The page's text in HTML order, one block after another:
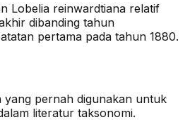
Lobelia reinwardtiana relatif
dibanding tahun
pertama pada tahun 1880.
yang pernah digunakan untuk
literatur taksonomi.